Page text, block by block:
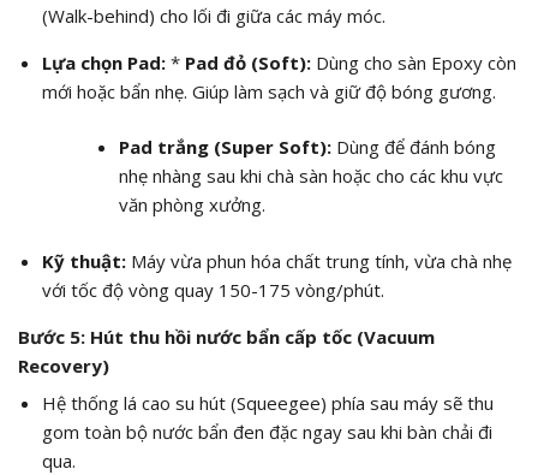
(Walk-behind) cho lối đi giữa các máy móc.
Lựa chọn Pad:* Pad đỏ (Soft):Dùng cho sàn Epoxy còn
mới hoặc bẩn nhẹ. Giúp làm sạch và giữ độ bóng gương.
Pad trắng (Super Soft): Dùng để đánh bóng
nhẹ nhàng sau khi chà sàn hoặc cho các khu vực
văn phòng xưởng.
Kỹ thuật:Máy vừa phun hóa chất trung tính, vừa chà nhẹ
với tốc độ vòng quay 150-175 vòng/phút.
Bước 5: Hút thu hồi nước bẩn cấp tốc (Vacuum
Recovery)
Hệ thống lá cao su hút (Squeegee) phía sau máy sẽ thu
gom toàn bộ nước bẩn đen đặc ngay sau khi bàn chải đi
qua.